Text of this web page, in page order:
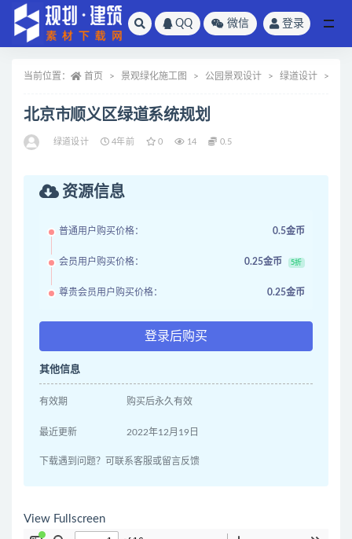
QQ 微信 登录
当前位置： 首页 景观绿化施工图 公园景观设计 绿道设计
北京市顺义区绿道系统规划
绿道设计 4年前 0 14 0.5
资源信息
普通用户购买价格： 0.5金币
会员用户购买价格： 0.25金币 5折
尊贵会员用户购买价格： 0.25金币
登录后购买
其他信息
有效期 购买后永久有效
最近更新 2022年12月19日
下载遇到问题？可联系客服或留言反馈
View Fullscreen
全部